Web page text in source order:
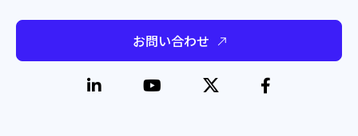
お問い合わせ